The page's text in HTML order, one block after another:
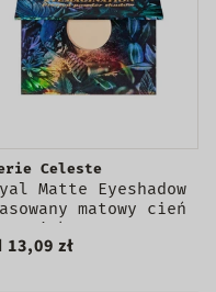
Celeste
Matte Eyeshadow
matowy cień
powiek
13,09 zł